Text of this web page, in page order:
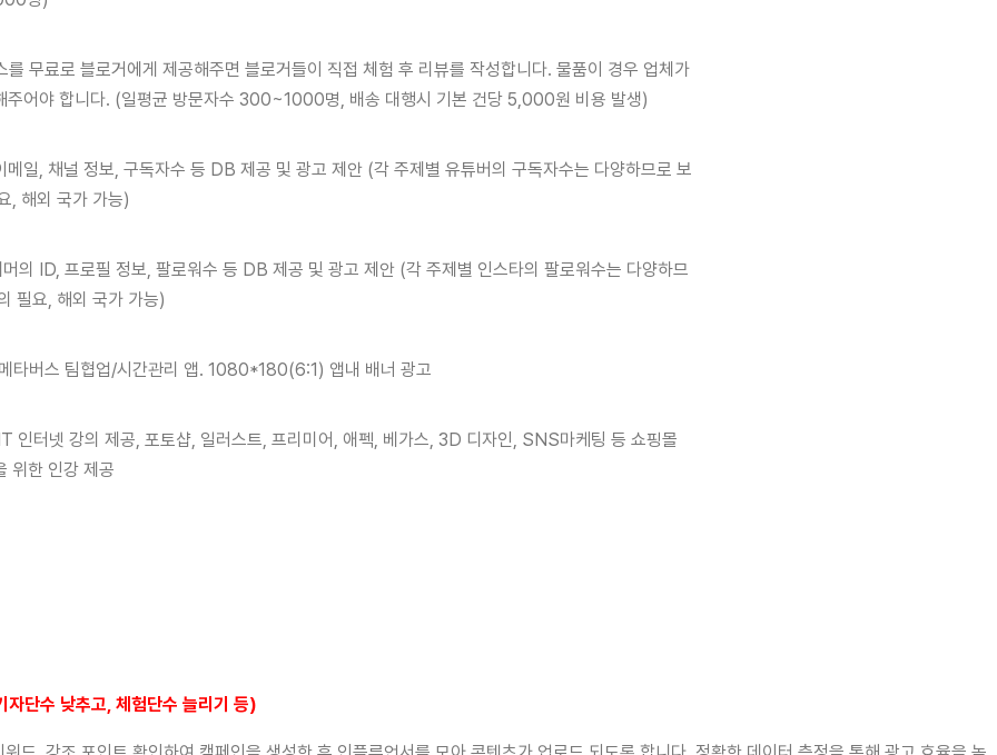
를 무료로 블로거에게 제공해주면 블로거들이 직접 체험 후 리뷰를 작성합니다. 물품이 경우 업체가
주어야 합니다. (일평균 방문자수 300~1000명, 배송 대행시 기본 건당 5,000원 비용 발생)
메일, 채널 정보, 구독자수 등 DB 제공 및 광고 제안 (각 주제별 유튜버의 구독자수는 다양하므로 보
, 해외 국가 가능)
의 ID, 프로필 정보, 팔로워수 등 DB 제공 및 광고 제안 (각 주제별 인스타의 팔로워수는 다양하므
필요, 해외 국가 가능)
타버스 팀협업/시간관리 앱. 1080*180(6:1) 앱내 배너 광고
인터넷 강의 제공, 포토샵, 일러스트, 프리미어, 애펙, 베가스, 3D 디자인, SNS마케팅 등 쇼핑몰
위한 인강 제공
자단수 낮추고, 체험단수 늘리기 등)